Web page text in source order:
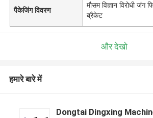
पैकेजिंग विवरण
मौसम विज्ञान विरोधी
ब्रैकेट
और देखो
हमारे बारे में
Dongtai Dingxing